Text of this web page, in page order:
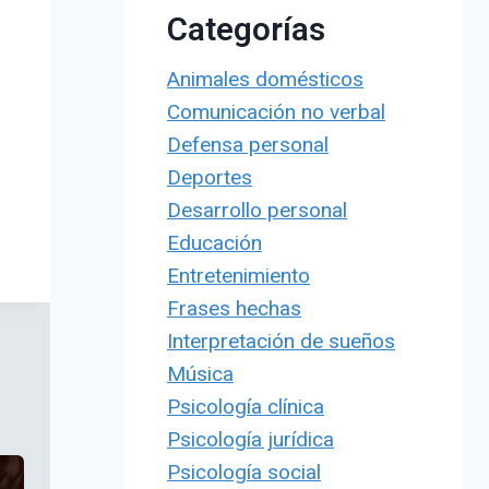
Categorías
Animales domésticos
Comunicación no verbal
Defensa personal
Deportes
Desarrollo personal
Educación
Entretenimiento
Frases hechas
Interpretación de sueños
Música
Psicología clínica
Psicología jurídica
Psicología social